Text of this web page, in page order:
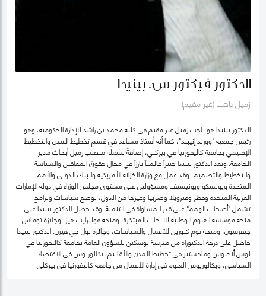
الدكتور فيكتور س. بينيدا
زميل باحث (غير مقيم)
الدكتور بينيدا هو باحث زميل غير مقيم في كلية محمد بن راشد للإدارة الحكومية، وهو
رئيس جمعية "وورلد إنيبلد"، كما أنه أستاذ مساعد في قسم تخطيط المدن والتخطيط
الإقليمي بجامعة كاليفورنيا في بيركلي، إضافةً لشغله منصب زميل أبحاث مدير
الجامعة. ويعد الدكتور بينيدا خبيراً عالمياً بارزاً في مجال حقوق المعاقين والسياسة
والتخطيط والتصميم، وقد عمل مع وزارة الخزانة الأمريكية والبنك الدولي والأمم
المتحدة ويونسكو ويونيسيف ومسؤولين على مستوى مجلس الوزراء في دولة الإمارات
العربية المتحدة وقطر وفنزويلا وصربيا وغيرها من الدول، بوضع سياسات وبرامج
تشمل "أصحاب الهمم" على قدر المساواة في التنمية. وقد حصل الدكتور بينيدا على
منحة مؤسسة العلوم الوطنية للأبحاث المبتكرة، ومنحة فولبرايت هيز، وجائزة توماس
جيفرسون، ومنحة توم كلوزين للأعمال والسياسات، وجائزة بول جي هيرن. الدكتور بينيدا
حاصل على درجة الدكتوراه من مدرسة لوسكين للشؤون العامة بجامعة كاليفورنيا في
لوس أنجلوس وماجستير في تخطيط المدن والأقاليم، بكالوريوس في الاقتصاد
السياسي، وبكالوريوس العلوم في إدارة الأعمال من جامعة كاليفورنيا في بيركلي.